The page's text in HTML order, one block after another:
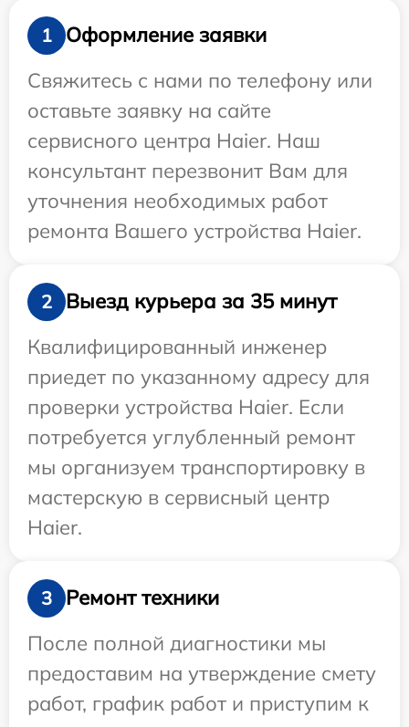
1
Оформление заявки
Свяжитесь с нами по телефону или
оставьте заявку на сайте
сервисного центра Haier. Наш
консультант перезвонит Вам для
уточнения необходимых работ
ремонта Вашего устройства Haier.
2
Выезд курьера за 35 минут
Квалифицированный инженер
приедет по указанному адресу для
проверки устройства Haier. Если
потребуется углубленный ремонт
мы организуем транспортировку в
мастерскую в сервисный центр
Haier.
3
Ремонт техники
После полной диагностики мы
предоставим на утверждение смету
работ, график работ и приступим к